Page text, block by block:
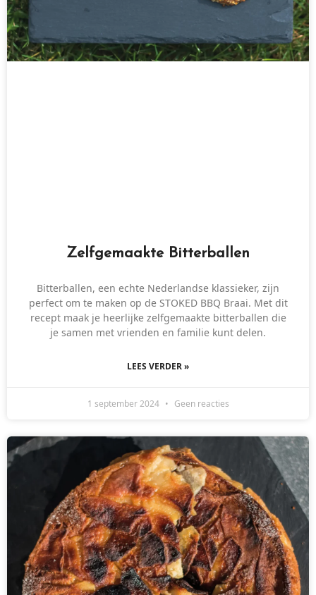
Zelfgemaakte Bitterballen
Bitterballen, een echte Nederlandse klassieker, zijn
perfect om te maken op de STOKED BBQ Braai. Met dit
recept maak je heerlijke zelfgemaakte bitterballen die
je samen met vrienden en familie kunt delen.
LEES VERDER »
1 september 2024 Geen reacties